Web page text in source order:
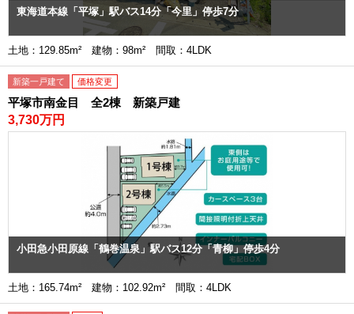
東海道本線「平塚」駅バス14分「今里」停歩7分
土地：129.85m² 建物：98m² 間取：4LDK
新築一戸建て 価格変更
平塚市南金目 全2棟 新築戸建
3,730万円
小田急小田原線「鶴巻温泉」駅バス12分「青柳」停歩4分
土地：165.74m² 建物：102.92m² 間取：4LDK